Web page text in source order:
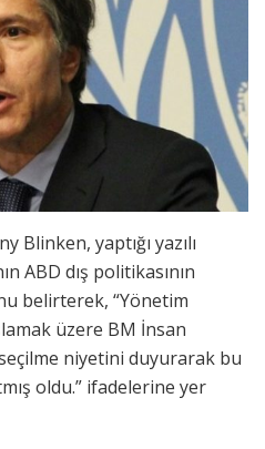
Blinken, yaptığı yazılı
ABD dış politikasının
belirterek, “Yönetim
üzere BM İnsan
niyetini duyurarak bu
oldu.” ifadelerine yer